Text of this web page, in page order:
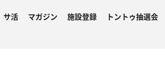
サ活 マガジン 施設登録 トントゥ抽選会